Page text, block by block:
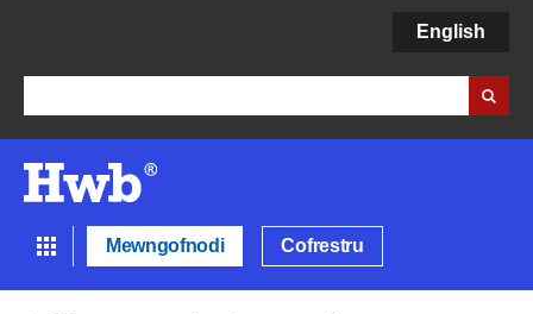
English
Mewngofnodi Cofrestru